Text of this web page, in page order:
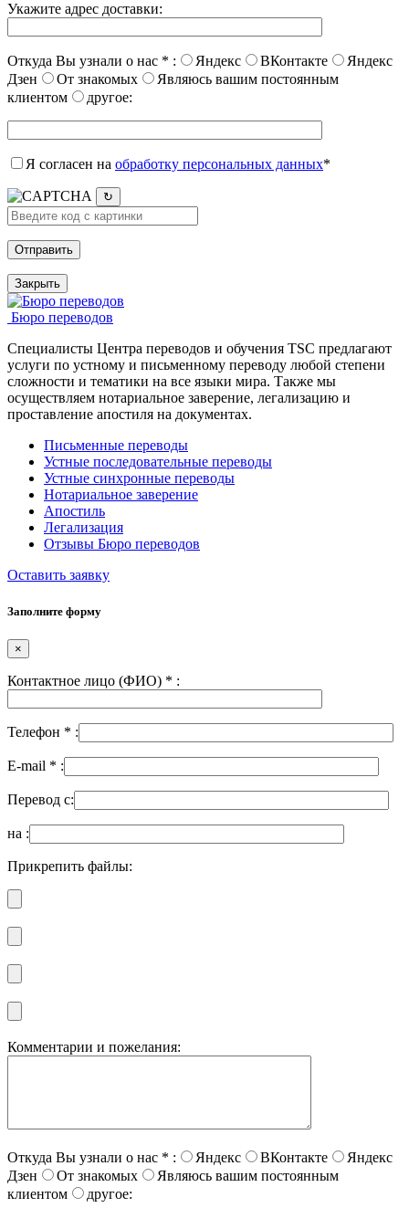
Укажите адрес доставки:
Откуда Вы узнали о нас * : Яндекс ВКонтакте
Яндекс
Дзен
От знакомых
Являюсь вашим постоянным
клиентом
другое:
Я согласен на обработку персональных данных*
↻
Закрыть
Бюро переводов
Специалисты Центра переводов и обучения TSC предлагают
услуги по устному и письменному переводу любой степени
сложности и тематики на все языки мира. Также мы
осуществляем нотариальное заверение, легализацию и
проставление апостиля на документах.
Письменные переводы
Устные последовательные переводы
Устные синхронные переводы
Нотариальное заверение
Апостиль
Легализация
Отзывы Бюро переводов
Оставить заявку
Заполните форму
×
Контактное лицо (ФИО) * :
Телефон * :
E-mail * :
Перевод с:
на :
Прикрепить файлы:
Комментарии и пожелания:
Откуда Вы узнали о нас * : Яндекс ВКонтакте
Яндекс
Дзен
От знакомых
Являюсь вашим постоянным
клиентом
другое: